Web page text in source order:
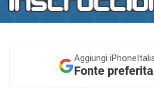
Aggiungi
Fonte